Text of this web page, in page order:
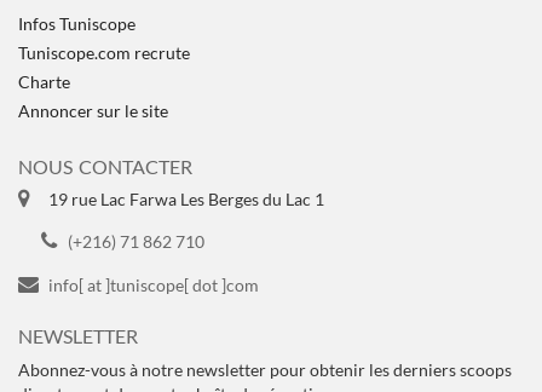
Infos Tuniscope
Tuniscope.com recrute
Charte
Annoncer sur le site
NOUS CONTACTER
19 rue Lac Farwa Les Berges du Lac 1
(+216) 71 862 710
info[ at ]tuniscope[ dot ]com
NEWSLETTER
Abonnez-vous à notre newsletter pour obtenir les derniers scoops